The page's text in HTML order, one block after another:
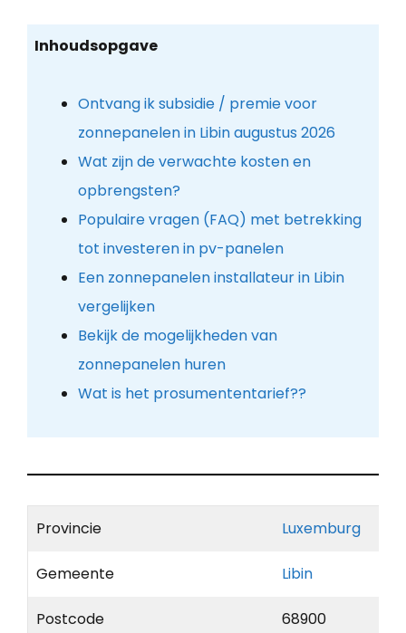
Inhoudsopgave
Ontvang ik subsidie / premie voor
zonnepanelen in Libin augustus 2026
Wat zijn de verwachte kosten en
opbrengsten?
Populaire vragen (FAQ) met betrekking
tot investeren in pv-panelen
Een zonnepanelen installateur in Libin
vergelijken
Bekijk de mogelijkheden van
zonnepanelen huren
Wat is het prosumententarief??
Provincie Luxemburg
Gemeente Libin
Postcode 68900